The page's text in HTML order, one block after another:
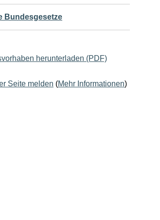
Bundesgesetze
herunterladen (PDF)
Seite melden (Mehr Informationen)